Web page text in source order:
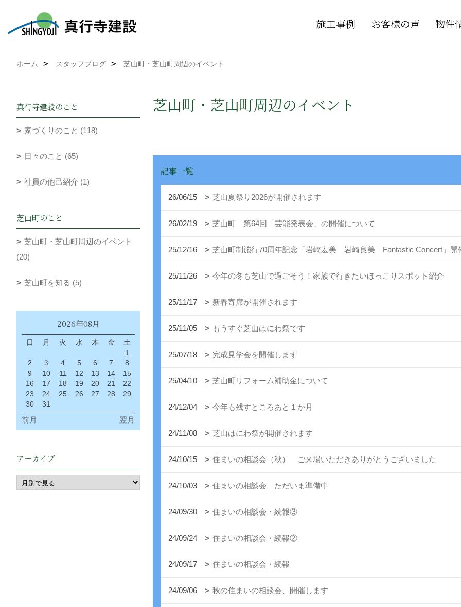
施工事例 お客様の声 物件
ホーム スタッフブログ 芝山町・芝山町周辺のイベント
芝山町・芝山町周辺のイベント
記事一覧
26/06/15 芝山夏祭り2026が開催されます
26/02/19 芝山町 第64回「芸能発表会」の開催について
25/12/16 芝山町制施行70周年記念「岩崎宏美 岩崎良美 Fantastic Concert」開
25/11/26 今年の冬も芝山で過ごそう！家族で行きたいほっこりスポット紹介
25/11/17 新春寄席が開催されます
25/11/05 もうすぐ芝山はにわ祭です
25/07/18 完成見学会を開催します
25/04/10 芝山町リフォーム補助金について
24/12/04 今年も残すところあと１か月
24/11/08 芝山はにわ祭が開催されます
24/10/15 住まいの相談会（秋） ご来場いただきありがとうございました
24/10/03 住まいの相談会 ただいま準備中
24/09/30 住まいの相談会・続報③
24/09/24 住まいの相談会・続報②
24/09/17 住まいの相談会・続報
24/09/06 秋の住まいの相談会、開催します
真行寺建設のこと
家づくりのこと (118)
日々のこと (65)
社員の他己紹介 (1)
芝山町のこと
芝山町・芝山町周辺のイベント
(20)
芝山町を知る (5)
2026年08月
日 月 火 水 木 金
土
1
2
3 4 5 6 7
8
9
10 11 12 13 14
15
16
17 18 19 20 21
22
23
24 25 26 27 28
29
30
31
前月 翌月
アーカイブ